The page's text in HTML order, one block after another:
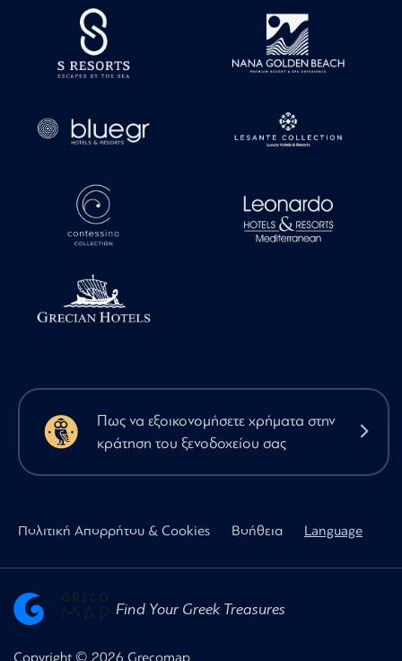
Πως να εξοικονομήσετε χρήματα στην
κράτηση του ξενοδοχείου σας
Πολιτική Απορρήτου & Cookies Βοήθεια Language
Find Your Greek Treasures